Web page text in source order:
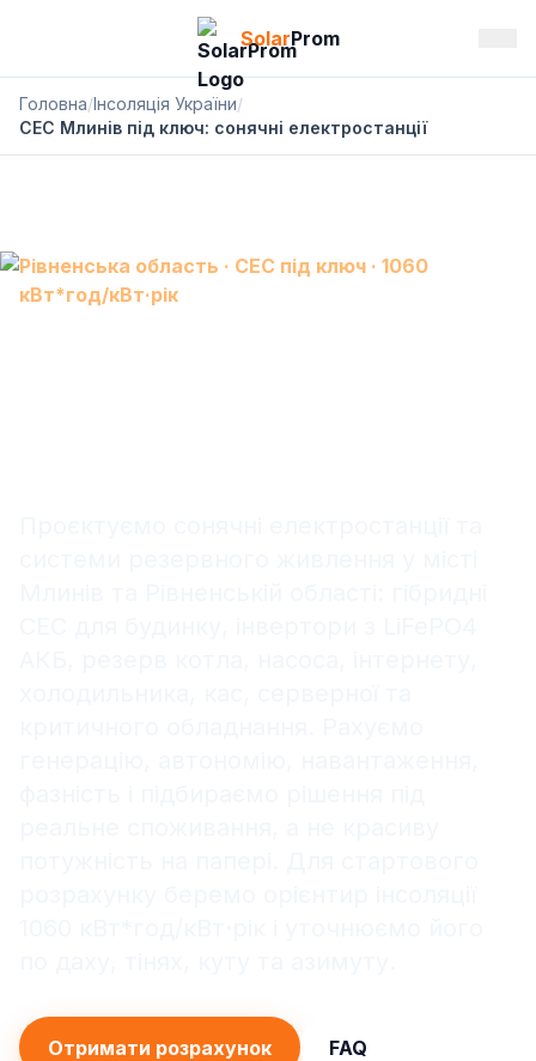
SolarProm
Головна/Інсоляція України/
СЕС Млинів під ключ: сонячні електростанції
Рівненська область · СЕС під ключ · 1060
кВт*год/кВт·рік
Отримати розрахунок FAQ